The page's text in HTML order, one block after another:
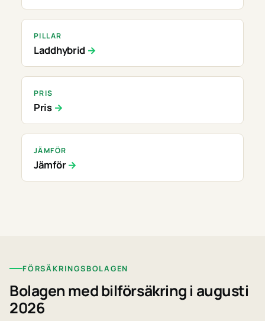
PILLAR
Laddhybrid
PRIS
Pris
JÄMFÖR
Jämför
FÖRSÄKRINGSBOLAGEN
Bolagen med bilförsäkring i augusti
2026